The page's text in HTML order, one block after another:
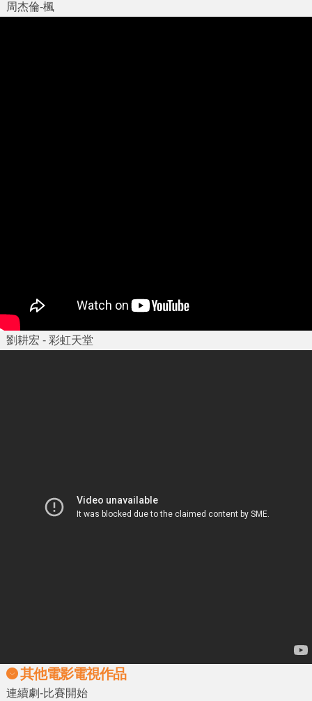
周杰倫-楓
劉耕宏 - 彩虹天堂
其他電影電視作品
連續劇-比賽開始